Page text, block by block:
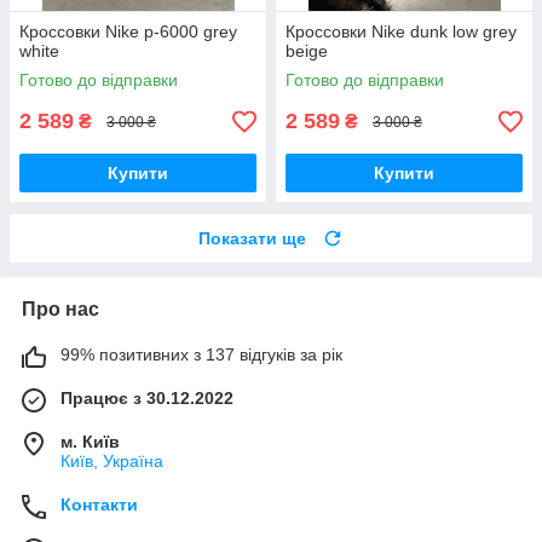
Кроссовки Nike p-6000 grey
white
Готово до відправки
2 589 ₴ 3 000 ₴
Купити
Кроссовки Nike dunk low grey
beige
Готово до відправки
2 589 ₴ 3 000 ₴
Купити
Показати ще
Про нас
99% позитивних з 137 відгуків за рік
Працює з 30.12.2022
м. Київ
Київ, Україна
Контакти